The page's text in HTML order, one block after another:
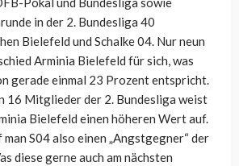
in der 2. Bundesliga 40
Bielefeld und Schalke 04. Nur neun
Arminia Bielefeld für sich, was
gerade einmal 23 Prozent entspricht.
16 Mitglieder der 2. Bundesliga weist
Bielefeld einen höheren Wert auf.
S04 also einen „Angstgegner“ der
diese gerne auch am nächsten